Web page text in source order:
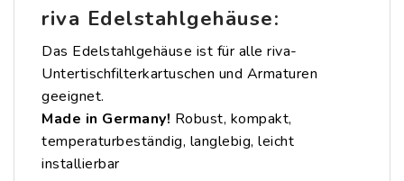
riva Edelstahlgehäuse:
Das Edelstahlgehäuse ist für alle riva-
Untertischfilterkartuschen und Armaturen
geeignet.
Made in Germany! Robust, kompakt,
temperaturbeständig, langlebig, leicht
installierbar